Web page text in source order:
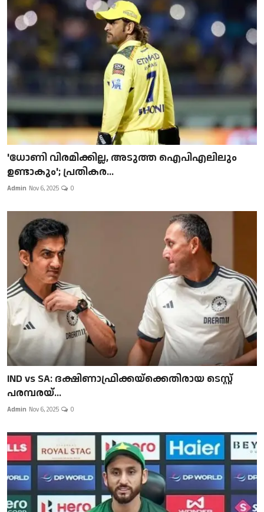
'ധോണി വിരമിക്കില്ല, അടുത്ത ഐപിഎലിലും
ഉണ്ടാകും'; പ്രതികര...
Admin Nov 6, 2025 0
IND vs SA: ദക്ഷിണാഫ്രിക്കയ്‌ക്കെതിരായ ടെസ്റ്റ്
പരമ്പരയ്...
Admin Nov 6, 2025 0